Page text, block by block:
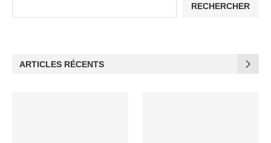
RECHERCHER
ARTICLES RÉCENTS